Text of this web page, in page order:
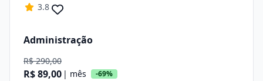
3.8
Administração
R$ 290,00
R$ 89,00 | mês -69%